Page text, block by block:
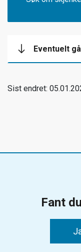
Eventuelt
Sist endret: